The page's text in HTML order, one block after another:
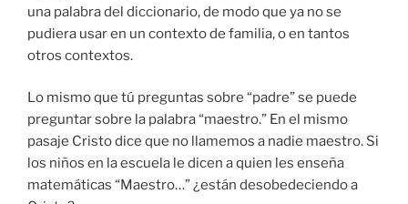
una palabra del diccionario, de modo que ya no se
pudiera usar en un contexto de familia, o en tantos
otros contextos.
Lo mismo que tú preguntas sobre “padre” se puede
preguntar sobre la palabra “maestro.” En el mismo
pasaje Cristo dice que no llamemos a nadie maestro. Si
los niños en la escuela le dicen a quien les enseña
matemáticas “Maestro…” ¿están desobedeciendo a